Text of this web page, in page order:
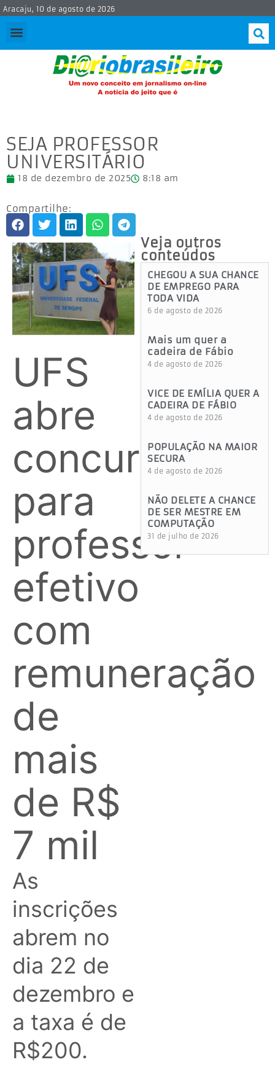
Aracaju, 10 de agosto de 2026
SEJA PROFESSOR
UNIVERSITÁRIO
18 de dezembro de 2025 8:18 am
Compartilhe:
UFS
abre
concurso
para
professor
efetivo
com
remuneração
de
mais
de R$
7 mil
As
inscrições
abrem no
dia 22 de
dezembro e
a taxa é de
R$200.
Veja outros
conteúdos
CHEGOU A SUA CHANCE
DE EMPREGO PARA
TODA VIDA
6 de agosto de 2026
Mais um quer a
cadeira de Fábio
4 de agosto de 2026
VICE DE EMÍLIA QUER A
CADEIRA DE FÁBIO
4 de agosto de 2026
POPULAÇÃO NA MAIOR
SECURA
4 de agosto de 2026
NÃO DELETE A CHANCE
DE SER MESTRE EM
COMPUTAÇÃO
31 de julho de 2026